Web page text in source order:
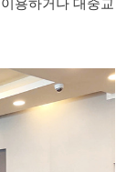
용하거나 대중교